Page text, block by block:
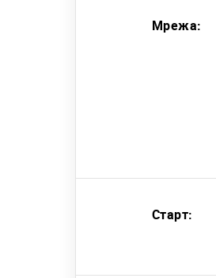
Мрежа:
Старт: